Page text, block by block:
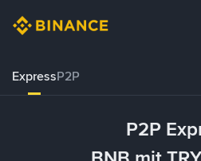
ExpressP2P
P2P